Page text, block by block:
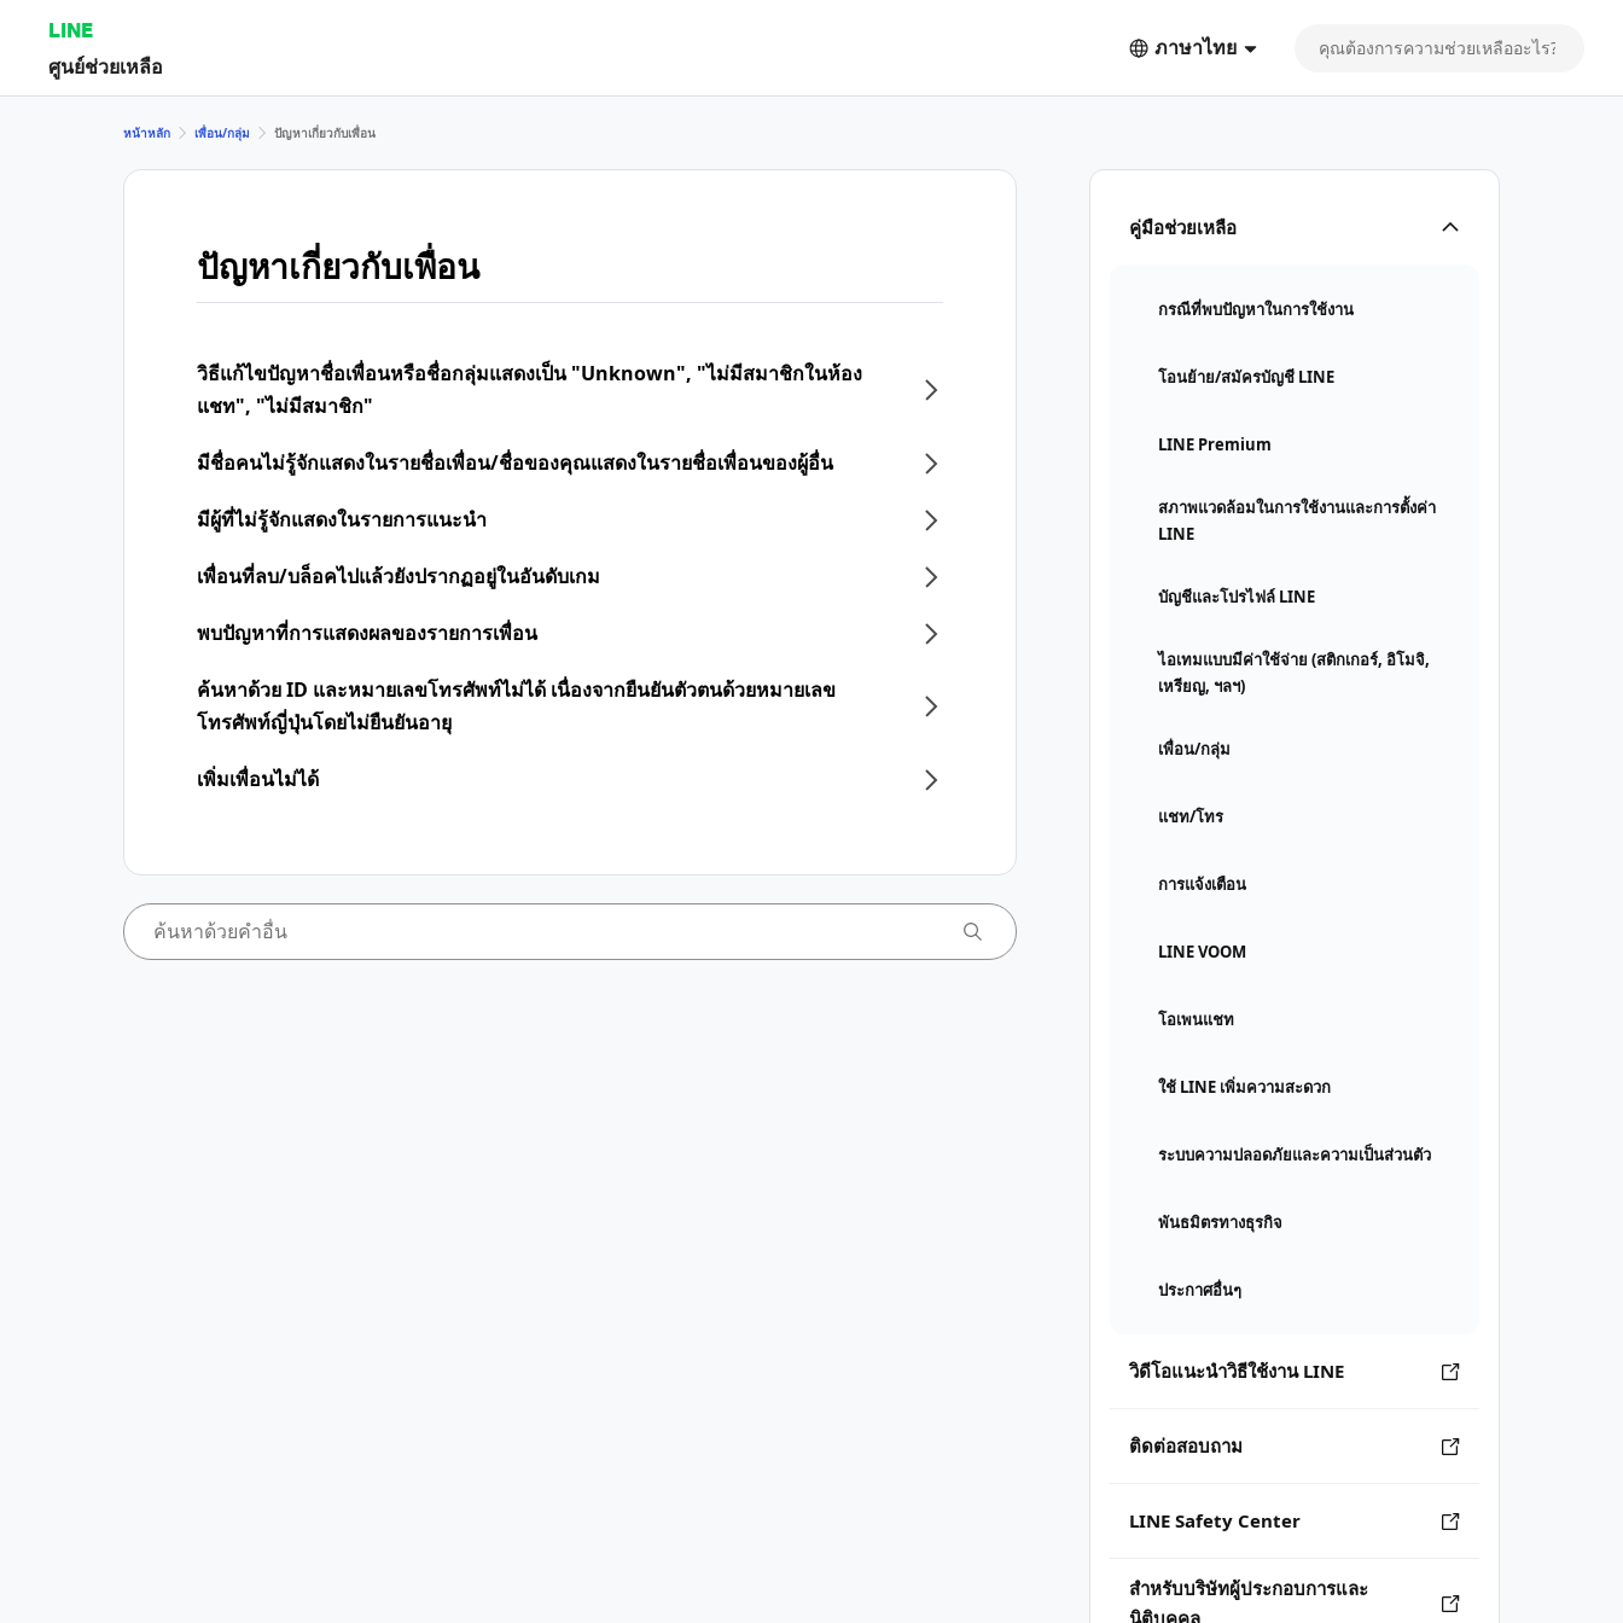
LINE
ศูนย์ช่วยเหลือ
ภาษาไทย
คู่มือช่วยเหลือ
กรณีที่พบปัญหาในการใช้งาน
โอนย้าย/สมัครบัญชี LINE
LINE Premium
สภาพแวดล้อมในการใช้งานและการตั้งค่า
LINE
บัญชีและโปรไฟล์ LINE
ไอเทมแบบมีค่าใช้จ่าย (สติกเกอร์, อิโมจิ,
เหรียญ, ฯลฯ)
เพื่อน/กลุ่ม
แชท/โทร
การแจ้งเตือน
LINE VOOM
โอเพนแชท
ใช้ LINE เพิ่มความสะดวก
ระบบความปลอดภัยและความเป็นส่วนตัว
พันธมิตรทางธุรกิจ
ประกาศอื่นๆ
วิดีโอแนะนำวิธีใช้งาน LINE
ติดต่อสอบถาม
LINE Safety Center
สำหรับบริษัทผู้ประกอบการและ
นิติบุคคล
หน้าหลัก เพื่อน/กลุ่ม ปัญหาเกี่ยวกับเพื่อน
ปัญหาเกี่ยวกับเพื่อน
วิธีแก้ไขปัญหาชื่อเพื่อนหรือชื่อกลุ่มแสดงเป็น "Unknown", "ไม่มีสมาชิกในห้อง
แชท", "ไม่มีสมาชิก"
มีชื่อคนไม่รู้จักแสดงในรายชื่อเพื่อน/ชื่อของคุณแสดงในรายชื่อเพื่อนของผู้อื่น
มีผู้ที่ไม่รู้จักแสดงในรายการแนะนำ
เพื่อนที่ลบ/บล็อคไปแล้วยังปรากฏอยู่ในอันดับเกม
พบปัญหาที่การแสดงผลของรายการเพื่อน
ค้นหาด้วย ID และหมายเลขโทรศัพท์ไม่ได้ เนื่องจากยืนยันตัวตนด้วยหมายเลข
โทรศัพท์ญี่ปุ่นโดยไม่ยืนยันอายุ
เพิ่มเพื่อนไม่ได้